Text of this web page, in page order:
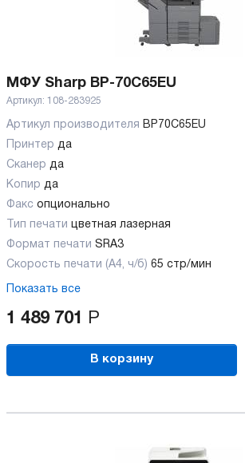
МФУ Sharp BP-70C65EU
Артикул: 108-283925
Артикул производителя BP70C65EU
Принтер да
Сканер да
Копир да
Факс опционально
Тип печати цветная лазерная
Формат печати SRA3
Скорость печати (А4, ч/б) 65 стр/мин
Показать все
1 489 701 Р
В корзину